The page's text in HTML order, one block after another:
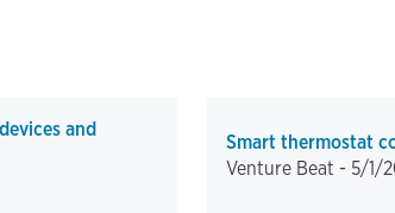
and
Smart thermostat
Venture Beat - 5/1/